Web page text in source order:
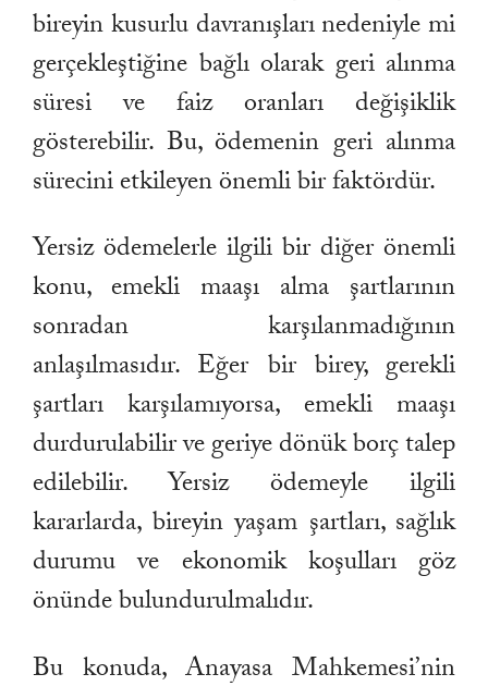
bireyin kusurlu davranışları nedeniyle mi
gerçekleştiğine bağlı olarak geri alınma
süresi ve faiz oranları değişiklik
gösterebilir. Bu, ödemenin geri alınma
sürecini etkileyen önemli bir faktördür.
Yersiz ödemelerle ilgili bir diğer önemli
konu, emekli maaşı alma şartlarının
sonradan karşılanmadığının
anlaşılmasıdır. Eğer bir birey, gerekli
şartları karşılamıyorsa, emekli maaşı
durdurulabilir ve geriye dönük borç talep
edilebilir. Yersiz ödemeyle ilgili
kararlarda, bireyin yaşam şartları, sağlık
durumu ve ekonomik koşulları göz
önünde bulundurulmalıdır.
Bu konuda, Anayasa Mahkemesi’nin